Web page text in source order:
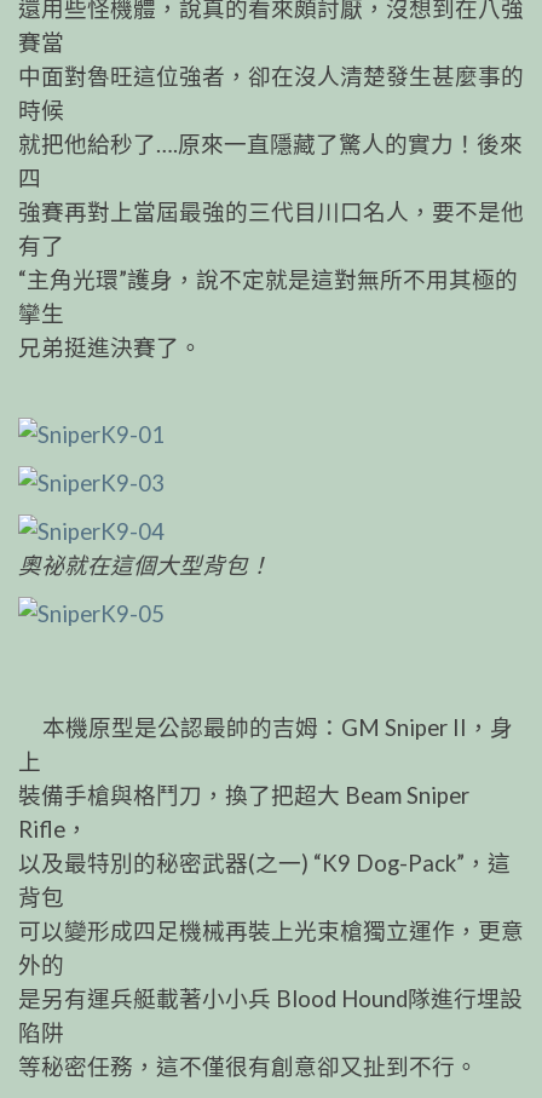
還用些怪機體，說真的看來頗討厭，沒想到在八強
賽當
中面對魯旺這位強者，卻在沒人清楚發生甚麼事的
時候
就把他給秒了….原來一直隱藏了驚人的實力！後來
四
強賽再對上當屆最強的三代目川口名人，要不是他
有了
“主角光環”護身，說不定就是這對無所不用其極的
攣生
兄弟挺進決賽了。
奧祕就在這個大型背包！
本機原型是公認最帥的吉姆：GM Sniper II，身
上
裝備手槍與格鬥刀，換了把超大 Beam Sniper
Rifle，
以及最特別的秘密武器(之一) “K9 Dog-Pack”，這
背包
可以變形成四足機械再裝上光束槍獨立運作，更意
外的
是另有運兵艇載著小小兵 Blood Hound隊進行埋設
陷阱
等秘密任務，這不僅很有創意卻又扯到不行。